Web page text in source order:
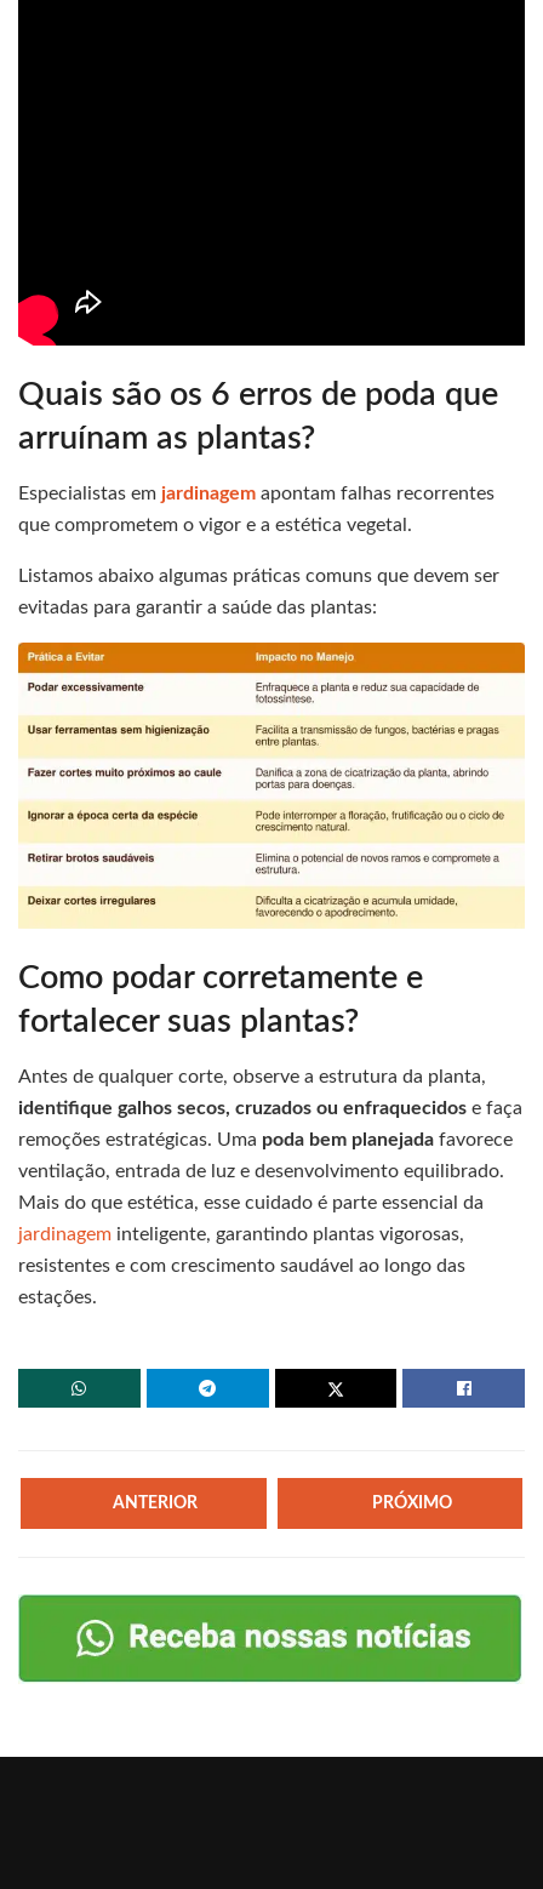
Quais são os 6 erros de poda que
arruínam as plantas?
Especialistas em jardinagem apontam falhas recorrentes
que comprometem o vigor e a estética vegetal.
Listamos abaixo algumas práticas comuns que devem ser
evitadas para garantir a saúde das plantas:
Como podar corretamente e
fortalecer suas plantas?
Antes de qualquer corte, observe a estrutura da planta,
identifique galhos secos, cruzados ou enfraquecidos e faça
remoções estratégicas. Uma poda bem planejada favorece
ventilação, entrada de luz e desenvolvimento equilibrado.
Mais do que estética, esse cuidado é parte essencial da
jardinagem inteligente, garantindo plantas vigorosas,
resistentes e com crescimento saudável ao longo das
estações.
ANTERIOR PRÓXIMO